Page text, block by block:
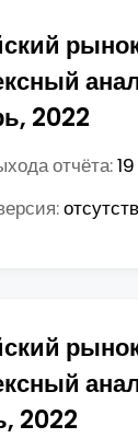
2022
отчёта:
2022